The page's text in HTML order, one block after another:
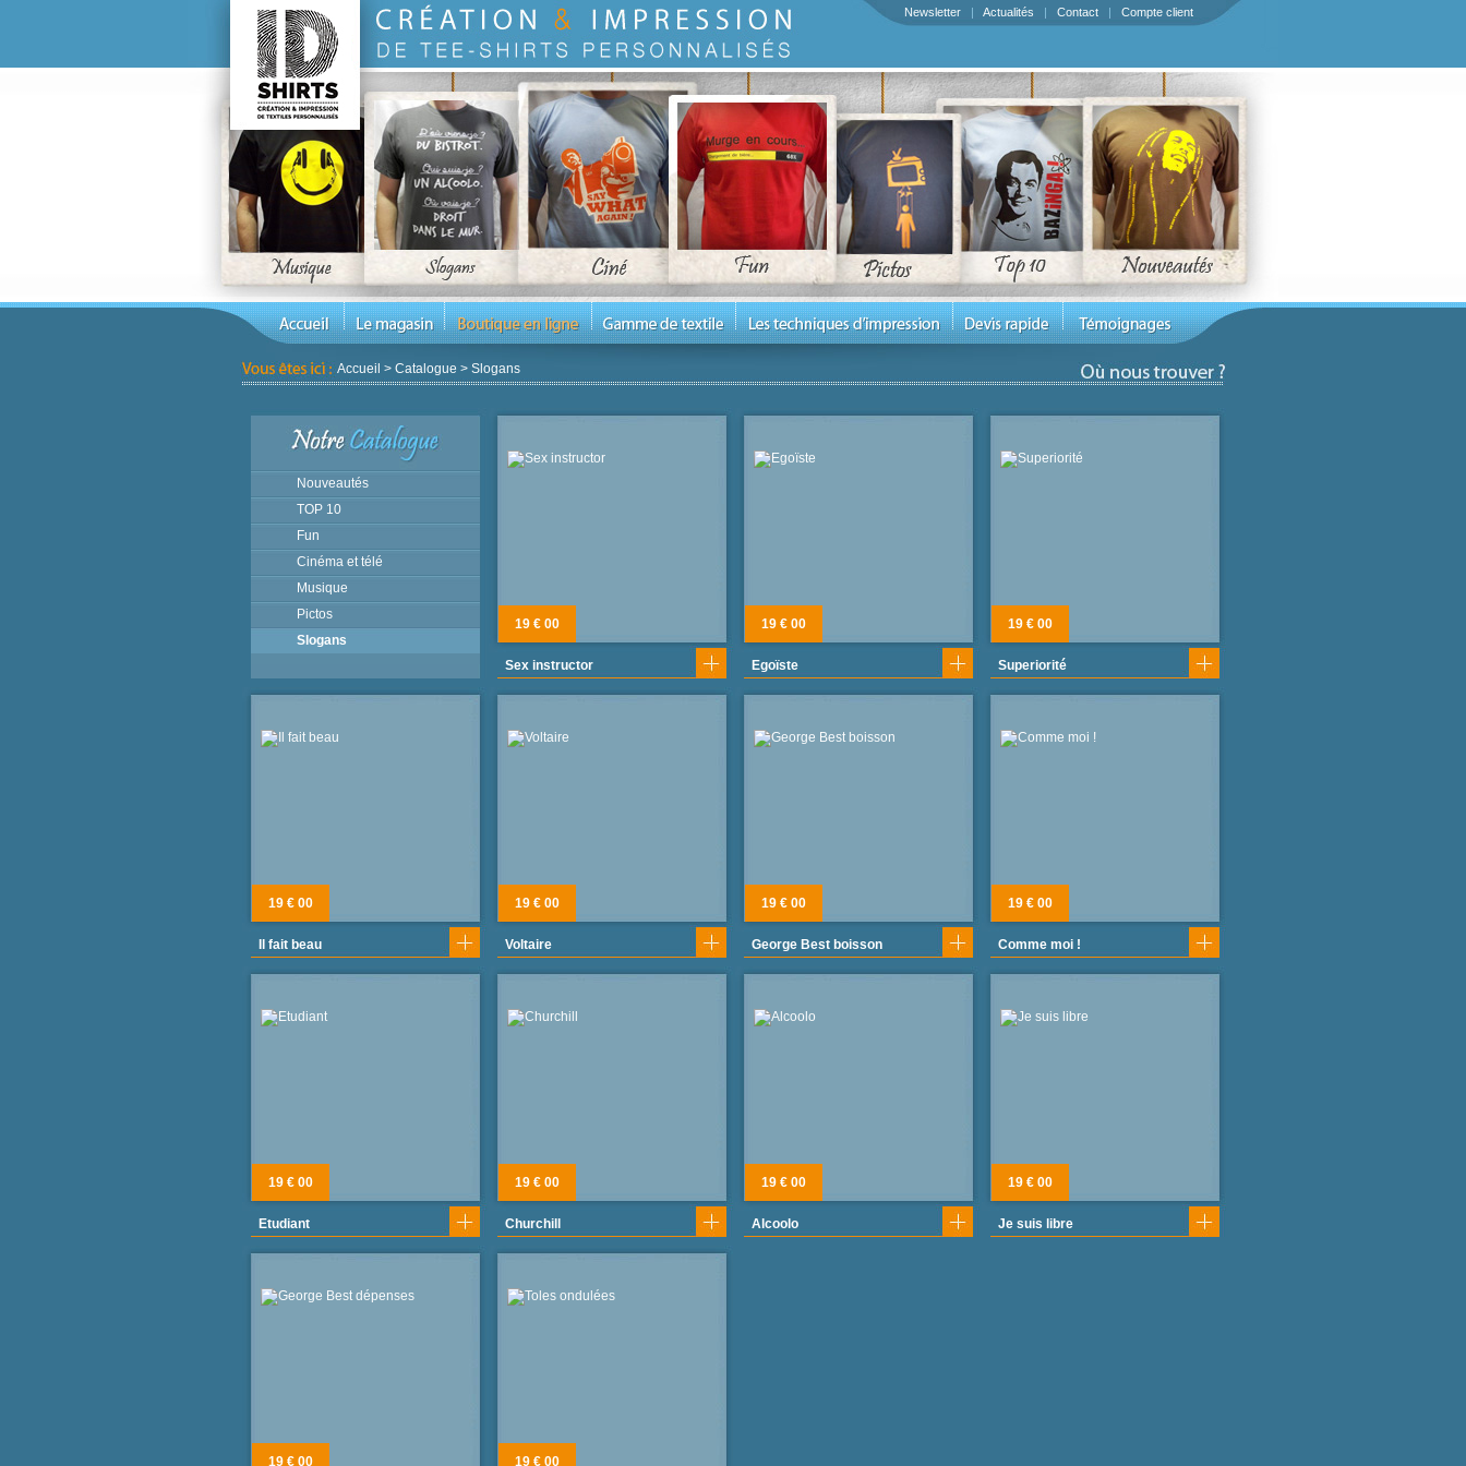
Newsletter | Actualités | Contact | Compte client
Accueil > Catalogue > Slogans
Nouveautés
TOP 10
Fun
Cinéma et télé
Musique
Pictos
Slogans
19 € 00
Sex instructor
19 € 00
Egoïste
19 € 00
Superiorité
19 € 00
Il fait beau
19 € 00
Voltaire
19 € 00
George Best boisson
19 € 00
Comme moi !
19 € 00
Etudiant
19 € 00
Churchill
19 € 00
Alcoolo
19 € 00
Je suis libre
19 € 00 19 € 00